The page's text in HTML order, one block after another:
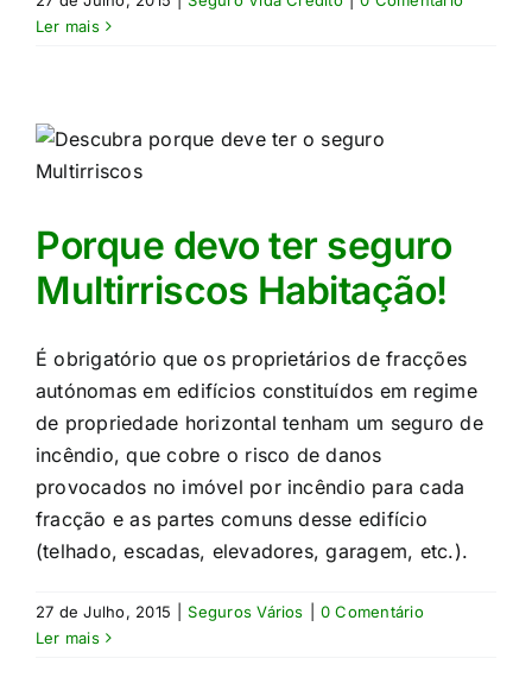
Ler mais
Porque devo ter seguro
Multirriscos Habitação!
É obrigatório que os proprietários de fracções
autónomas em edifícios constituídos em regime
de propriedade horizontal tenham um seguro de
incêndio, que cobre o risco de danos
provocados no imóvel por incêndio para cada
fracção e as partes comuns desse edifício
(telhado, escadas, elevadores, garagem, etc.).​
27 de Julho, 2015 Seguros Vários
0 Comentário
Ler mais